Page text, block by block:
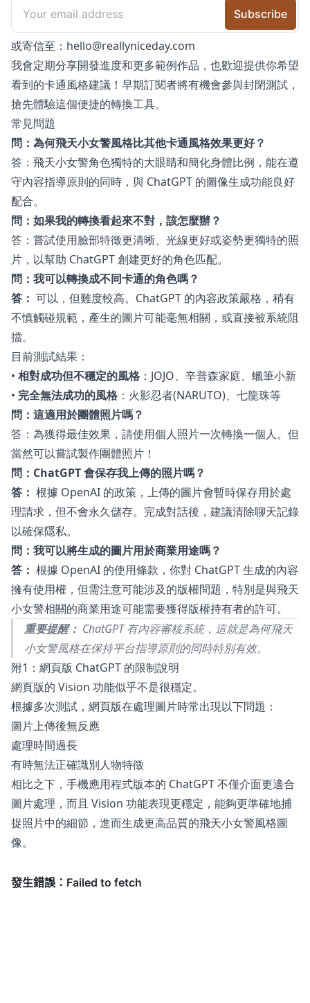
或寄信至： hello@reallyniceday.com
我會定期分享開發進度和更多範例作品，也歡迎提供你希望
看到的卡通風格建議！早期訂閱者將有機會參與封閉測試，
搶先體驗這個便捷的轉換工具。
常見問題
問：為何飛天小女警風格比其他卡通風格效果更好？
答：飛天小女警角色獨特的大眼睛和簡化身體比例，能在遵
守內容指導原則的同時，與 ChatGPT 的圖像生成功能良好
配合。
問：如果我的轉換看起來不對，該怎麼辦？
答：嘗試使用臉部特徵更清晰、光線更好或姿勢更獨特的照
片，以幫助 ChatGPT 創建更好的角色匹配。
問：我可以轉換成不同卡通的角色嗎？
答： 可以，但難度較高。ChatGPT 的內容政策嚴格，稍有
不慎觸碰規範，產生的圖片可能毫無相關，或直接被系統阻
擋。
目前測試結果：
• 相對成功但不穩定的風格 ：JOJO、辛普森家庭、蠟筆小新
• 完全無法成功的風格 ：火影忍者(NARUTO)、七龍珠等
問：這適用於團體照片嗎？
答：為獲得最佳效果，請使用個人照片一次轉換一個人。但
當然可以嘗試製作團體照片！
問：ChatGPT 會保存我上傳的照片嗎？
答： 根據 OpenAI 的政策，上傳的圖片會暫時保存用於處
理請求，但不會永久儲存。完成對話後，建議清除聊天記錄
以確保隱私。
問：我可以將生成的圖片用於商業用途嗎？
答： 根據 OpenAI 的使用條款，你對 ChatGPT 生成的內容
擁有使用權，但需注意可能涉及的版權問題，特別是與飛天
小女警相關的商業用途可能需要獲得版權持有者的許可。
重要提醒： ChatGPT 有內容審核系統，這就是為何飛天
小女警風格在保持平台指導原則的同時特別有效。
附1：網頁版 ChatGPT 的限制說明
網頁版的 Vision 功能似乎不是很穩定。
根據多次測試，網頁版在處理圖片時常出現以下問題：
圖片上傳後無反應
處理時間過長
有時無法正確識別人物特徵
相比之下，手機應用程式版本的 ChatGPT 不僅介面更適合
圖片處理，而且 Vision 功能表現更穩定，能夠更準確地捕
捉照片中的細節，進而生成更高品質的飛天小女警風格圖
像。